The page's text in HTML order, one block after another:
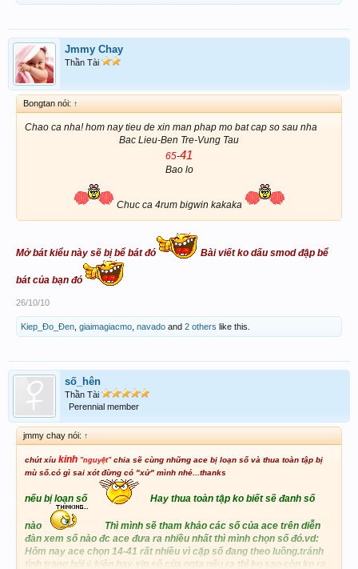
Jmmy Chay
Thần Tài
Bongtan nói: ↑
Chao ca nha! hom nay tieu de xin man phap mo bat cap so sau nha
Bac Lieu-Ben Tre-Vung Tau
65-41
Bao lo
Chuc ca 4rum bigwin kakaka
Mở bát kiểu này sẽ bị bể bát đó Bài viết ko dấu smod đập bể
bát của bạn đó
26/10/10
Kiep_Đo_Đen giaimagiacmo navado and 2 others like this.
số_hên
Thần Tài
Perennial member
jmmy chay nói: ↑
chút xíu kinh "nguyệt" chia sẽ cùng những ace bị loạn số và thua toàn tập bị
mù số.có gì sai xót đừng có "xử" mình nhé...thanks
nếu bị loạn số Hay thua toàn tập ko biết sẽ đanh số
nào
Thì mình sẽ tham khảo các số của ace trên diễn
đàn xem số nào đc ace đưa ra nhiều nhất thì mình chọn số đó.vd:
Hôm nay ace chọn 14-41 rất nhiều vì cặp số đang theo luồng.tránh
tình trạng hỏi ý kiến hay xin số của ngta nếu ra thì ko sao còn ko ra